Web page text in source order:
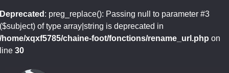
Deprecated : preg_replace(): Passing null to parameter #3
($subject) of type array|string is deprecated in
/home/xqxf5785/chaine-foot/fonctions/rename_url.php on
line 30